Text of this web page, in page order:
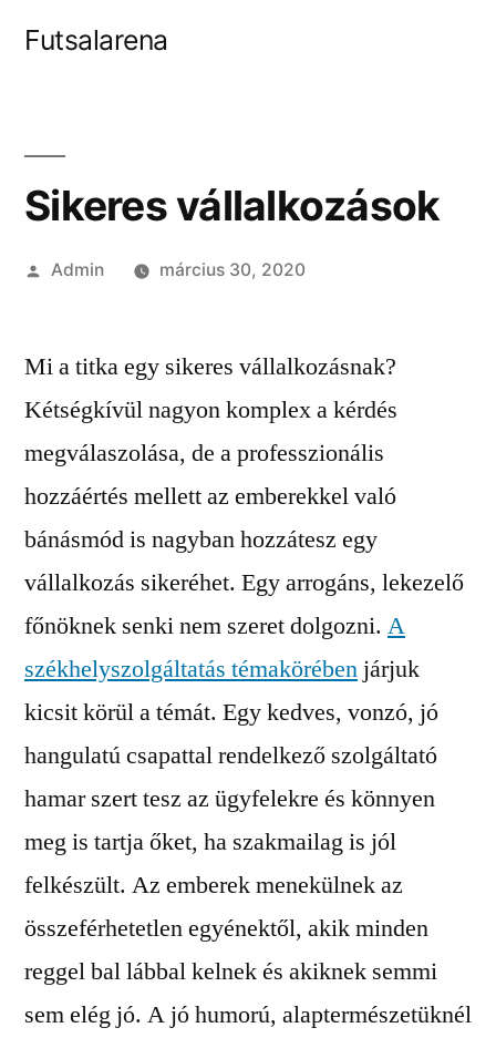
Futsalarena
Sikeres vállalkozások
Szerző:
Admin március 30, 2020
Mi a titka egy sikeres vállalkozásnak?
Kétségkívül nagyon komplex a kérdés
megválaszolása, de a professzionális
hozzáértés mellett az emberekkel való
bánásmód is nagyban hozzátesz egy
vállalkozás sikeréhet. Egy arrogáns, lekezelő
főnöknek senki nem szeret dolgozni. A
székhelyszolgáltatás témakörében járjuk
kicsit körül a témát. Egy kedves, vonzó, jó
hangulatú csapattal rendelkező szolgáltató
hamar szert tesz az ügyfelekre és könnyen
meg is tartja őket, ha szakmailag is jól
felkészült. Az emberek menekülnek az
összeférhetetlen egyénektől, akik minden
reggel bal lábbal kelnek és akiknek semmi
sem elég jó. A jó humorú, alaptermészetüknél